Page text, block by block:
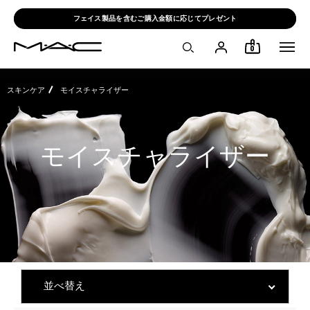
フェイス製品を含むご購入金額に応じてプレゼント
0
モイスチャライザー
スキンケア モイスチャライザー